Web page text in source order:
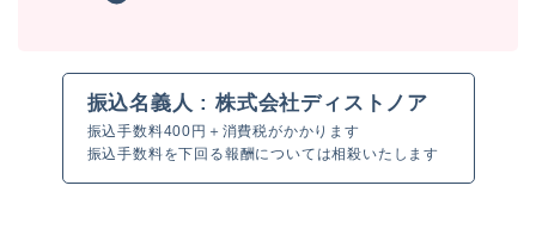
振込名義人 : 株式会社ディストノア
振込手数料400円＋消費税がかかります
振込手数料を下回る報酬については相殺いたします